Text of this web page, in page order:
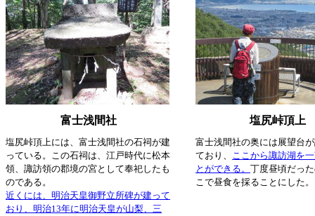
富士浅間社 塩尻峠頂上
塩尻峠頂上には、富士浅間社の石祠が建
っている。この石祠は、江戸時代に松本
領、諏訪領の郡境の宮として奉祀したも
のである。
近くには、明治天皇御野立所碑が建って
おり、明治13年に明治天皇が山梨、三
富士浅間社の奥には展望台
ており、 ここから諏訪湖を
とができる。 丁度昼頃だっ
こで昼食を採ることにした。